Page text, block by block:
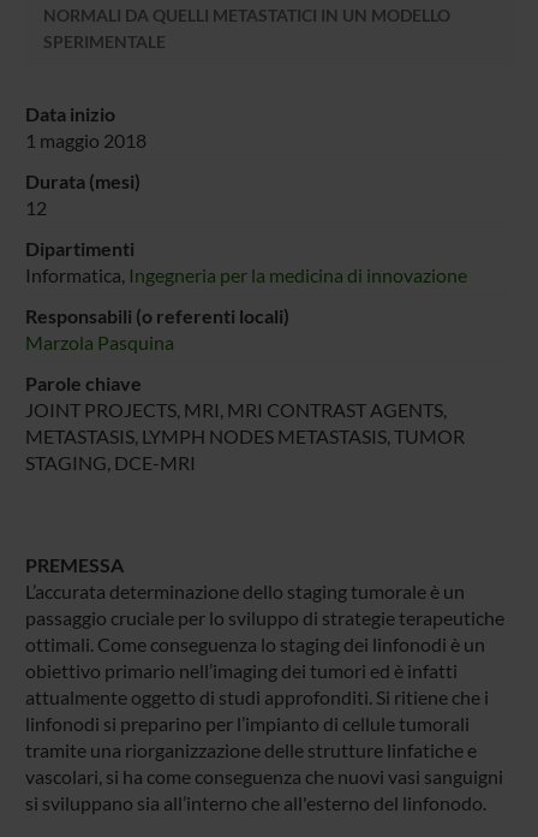
NORMALI DA QUELLI METASTATICI IN UN MODELLO
SPERIMENTALE
Data inizio
1 maggio 2018
Durata (mesi)
12
Dipartimenti
Informatica, Ingegneria per la medicina di innovazione
Responsabili (o referenti locali)
Marzola Pasquina
Parole chiave
JOINT PROJECTS, MRI, MRI CONTRAST AGENTS,
METASTASIS, LYMPH NODES METASTASIS, TUMOR
STAGING, DCE-MRI
PREMESSA
L’accurata determinazione dello staging tumorale è un
passaggio cruciale per lo sviluppo di strategie terapeutiche
ottimali. Come conseguenza lo staging dei linfonodi è un
obiettivo primario nell’imaging dei tumori ed è infatti
attualmente oggetto di studi approfonditi. Si ritiene che i
linfonodi si preparino per l’impianto di cellule tumorali
tramite una riorganizzazione delle strutture linfatiche e
vascolari, si ha come conseguenza che nuovi vasi sanguigni
si sviluppano sia all’interno che all'esterno del linfonodo.